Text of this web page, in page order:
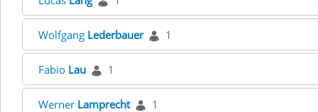
Wolfgang Lederbauer 1
Fabio Lau 1
Werner Lamprecht 1